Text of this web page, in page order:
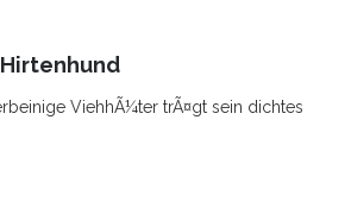
ViehhÃ¼ter trÃ¤gt sein dichtes